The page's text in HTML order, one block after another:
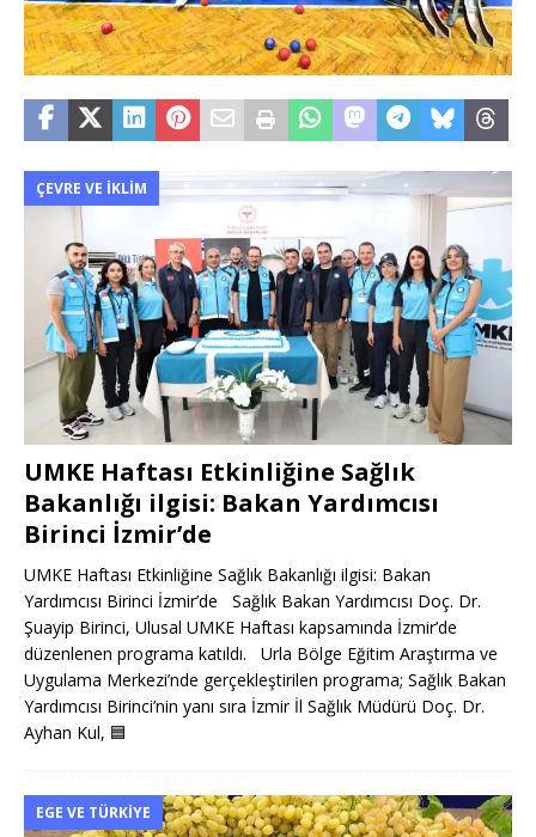
ÇEVRE VE İKLIM
UMKE Haftası Etkinliğine Sağlık
Bakanlığı ilgisi: Bakan Yardımcısı
Birinci İzmir’de
UMKE Haftası Etkinliğine Sağlık Bakanlığı ilgisi: Bakan
Yardımcısı Birinci İzmir’de Sağlık Bakan Yardımcısı Doç. Dr.
Şuayip Birinci, Ulusal UMKE Haftası kapsamında İzmir’de
düzenlenen programa katıldı. Urla Bölge Eğitim Araştırma ve
Uygulama Merkezi’nde gerçekleştirilen programa; Sağlık Bakan
Yardımcısı Birinci’nin yanı sıra İzmir İl Sağlık Müdürü Doç. Dr.
Ayhan Kul, 🟦
EGE VE TÜRKIYE